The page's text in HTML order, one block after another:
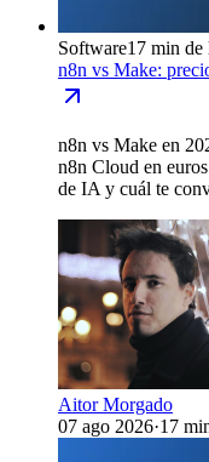
Software17 min de
n8n vs Make:
n8n vs Make en
n8n Cloud en
de IA y cuál te
Aitor Morgado
07 ago 2026·17